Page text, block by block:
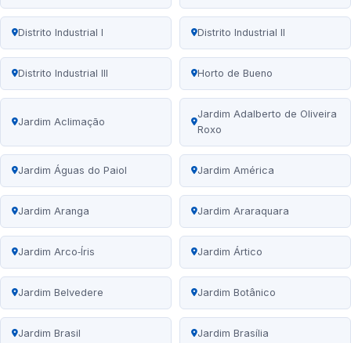
Distrito Industrial I Distrito Industrial II
Distrito Industrial III Horto de Bueno
Jardim Aclimação
Jardim Adalberto de Oliveira
Roxo
Jardim Águas do Paiol Jardim América
Jardim Aranga Jardim Araraquara
Jardim Arco‑Íris Jardim Ártico
Jardim Belvedere Jardim Botânico
Jardim Brasil Jardim Brasília